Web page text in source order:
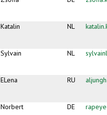
Katalin NL
Sylvain NL
ELena RU
Norbert DE